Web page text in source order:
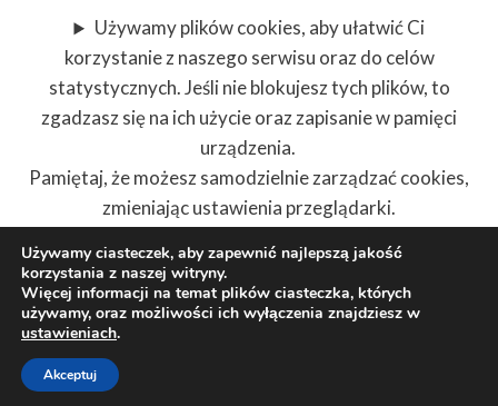
Używamy plików cookies, aby ułatwić Ci
korzystanie z naszego serwisu oraz do celów
statystycznych. Jeśli nie blokujesz tych plików, to
zgadzasz się na ich użycie oraz zapisanie w pamięci
urządzenia.
Pamiętaj, że możesz samodzielnie zarządzać cookies,
zmieniając ustawienia przeglądarki.
© 2026 Wysoczańscy Szkółka roślin ozdobnych
Motyw WordPress, autor:
Używamy ciasteczek, aby zapewnić najlepszą jakość
korzystania z naszej witryny.
Więcej informacji na temat plików ciasteczka, których
używamy, oraz możliwości ich wyłączenia znajdziesz w
ustawieniach.
Akceptuj